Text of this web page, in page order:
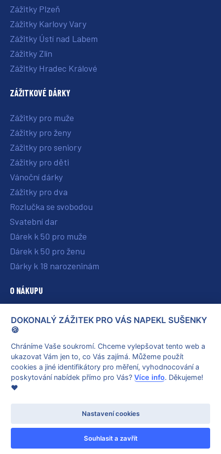
Zážitky Plzeň
Zážitky Karlovy Vary
Zážitky Ústí nad Labem
Zážitky Zlín
Zážitky Hradec Králové
ZÁŽITKOVÉ DÁRKY
Zážitky pro muže
Zážitky pro ženy
Zážitky pro seniory
Zážitky pro děti
Vánoční dárky
Zážitky pro dva
Rozlučka se svobodou
Svatební dar
Dárek k 50 pro muže
Dárek k 50 pro ženu
Dárky k 18 narozeninám
O NÁKUPU
O nás
Vše o nákupu
Reklamace a vrácení poukazu
Obchodní podmínky
Ochrana osobních údajů
© 2026 dokonalyzazitek.cz VytvořilNet Magnet
DOKONALÝ ZÁŽITEK PRO VÁS NAPEKL SUŠENKY
🍪
Chráníme Vaše soukromí. Chceme vylepšovat tento web a
ukazovat Vám jen to, co Vás zajímá. Můžeme použít
cookies a jiné identifikátory pro měření, vyhodnocování a
poskytování nabídek přímo pro Vás?Více info. Děkujeme!
❤️
Nastavení cookies
Souhlasit a zavřít